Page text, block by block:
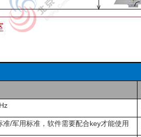
/军用标准，软件需要配合key才能使用